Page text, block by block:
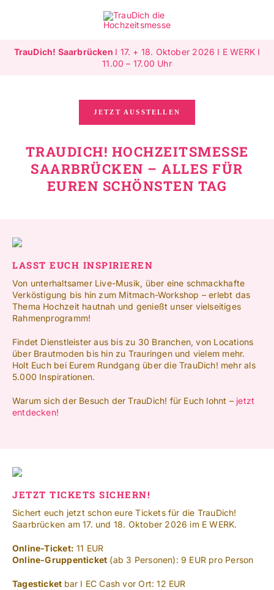
Ausstellende
Gewinnspiele
Leichte Sprache
TrauDich! Saarbrücken I 17. + 18. Oktober 2026 I E WERK I
11.00 – 17.00 Uhr
JETZT AUSSTELLEN
TRAUDICH! HOCHZEITSMESSE
SAARBRÜCKEN – ALLES FÜR
EUREN SCHÖNSTEN TAG
LASST EUCH INSPIRIEREN
Von unterhaltsamer Live-Musik, über eine schmackhafte
Verköstigung bis hin zum Mitmach-Workshop – erlebt das
Thema Hochzeit hautnah und genießt unser vielseitiges
Rahmenprogramm!
Findet Dienstleister aus bis zu 30 Branchen, von Locations
über Brautmoden bis hin zu Trauringen und vielem mehr.
Holt Euch bei Eurem Rundgang über die TrauDich! mehr als
5.000 Inspirationen.
Warum sich der Besuch der TrauDich! für Euch lohnt –jetzt
entdecken!
JETZT TICKETS SICHERN!
Sichert euch jetzt schon eure Tickets für die TrauDich!
Saarbrücken am 17. und 18. Oktober 2026 im E WERK.
Online-Ticket: 11 EUR
Online-Gruppenticket (ab 3 Personen): 9 EUR pro Person
Tagesticket bar I EC Cash vor Ort: 12 EUR